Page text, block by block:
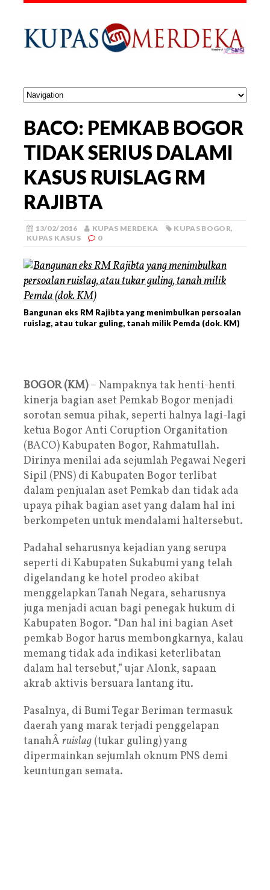
BACO: PEMKAB BOGOR
TIDAK SERIUS DALAMI
KASUS RUISLAG RM
RAJIBTA
13/02/2016 KUPAS MERDEKA KUPAS BOGOR,
KUPAS KASUS
0
Bangunan eks RM Rajibta yang menimbulkan persoalan
ruislag, atau tukar guling, tanah milik Pemda (dok. KM)
BOGOR (KM)– Nampaknya tak henti-henti
kinerja bagian aset Pemkab Bogor menjadi
sorotan semua pihak, seperti halnya lagi-lagi
ketua Bogor Anti Coruption Organitation
(BACO) Kabupaten Bogor, Rahmatullah.
Dirinya menilai ada sejumlah Pegawai Negeri
Sipil (PNS) di Kabupaten Bogor terlibat
dalam penjualan aset Pemkab dan tidak ada
upaya pihak bagian aset yang dalam hal ini
berkompeten untuk mendalami haltersebut.
Padahal seharusnya kejadian yang serupa
seperti di Kabupaten Sukabumi yang telah
digelandang ke hotel prodeo akibat
menggelapkan Tanah Negara, seharusnya
juga menjadi acuan bagi penegak hukum di
Kabupaten Bogor. “Dan hal ini bagian Aset
pemkab Bogor harus membongkarnya, kalau
memang tidak ada indikasi keterlibatan
dalam hal tersebut,” ujar Alonk, sapaan
akrab aktivis bersuara lantang itu.
Pasalnya, di Bumi Tegar Beriman termasuk
daerah yang marak terjadi penggelapan
tanahÂ ruislag (tukar guling) yang
dipermainkan sejumlah oknum PNS demi
keuntungan semata.